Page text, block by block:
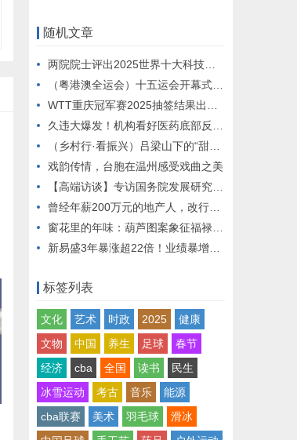
随机文章
两院院士评出2025世界十大科技进展：脑机接口、黑洞合并等入选,两院院士评出2025世界十大科技进展：脑机接口、黑洞合并等入选
（粤港澳全运会）十五运会开幕式上智能机器人敲响千年青铜乐器,（粤港澳全运会）十五运会开幕式上智能机器人敲响千年青铜乐器
WTT重庆冠军赛2025抽签结果出炉 孙颖莎、林诗栋现场抽签
久违大爆发！机构看好医药底部反弹，关注四大掘金方向（附股）
（乡村行·看振兴）吕梁山下的“甜蜜产业”与“土豆经济”
戏韵传情，台胞在温州感受戏曲之美
【高端访谈】专访国务院发展研究中心金融研究所副所长陈道富：中小银行改革可分为“止血、输血、造血”三阶段
曾经年薪200万元的地产人，改行做陪诊师，每单收费两三百元：“我看的是10年、20年，不在乎短期收入低”
窗花里的年味：葫芦图案象征福禄绵长
新易盛3年暴涨超22倍！业绩暴增的行业龙头股出炉（附名单）
标签列表
文化 艺术 时政 2025
健康
文物
中国 养生 足球
春节
经济
cba 全国 读书
民生
冰雪运动
考古 音乐
能源
cba联赛
美术 羽毛球
滑冰